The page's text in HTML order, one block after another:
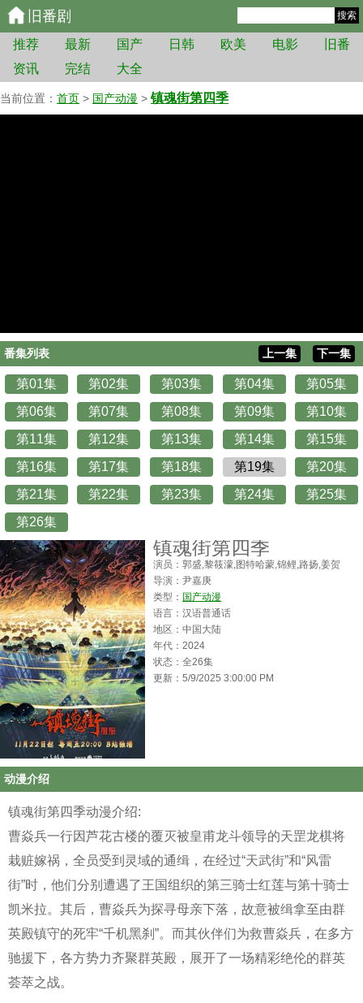
旧番剧 搜索
推荐 最新 国产 日韩 欧美 电影
旧番
资讯
完结 大全
当前位置： 首页 > 国产动漫 > 镇魂街第四季
番集列表 上一集 下一集
第01集 第02集 第03集 第04集
第05集
第06集
第07集 第08集 第09集
第10集
第11集
第12集 第13集 第14集
第15集
第16集
第17集 第18集 第19集
第20集
第21集
第22集 第23集 第24集
第25集
第26集
镇魂街第四季
演员：郭盛,黎筱濛,图特哈蒙,锦鲤,路扬,姜贺
导演：尹嘉庚
类型： 国产动漫
语言：汉语普通话
地区：中国大陆
年代：2024
状态：全26集
更新：5/9/2025 3:00:00 PM
动漫介绍
镇魂街第四季动漫介绍:
曹焱兵一行因芦花古楼的覆灭被皇甫龙斗领导的天罡龙棋将
栽赃嫁祸，全员受到灵域的通缉，在经过“天武街”和“风雷
街”时，他们分别遭遇了王国组织的第三骑士红莲与第十骑士
凯米拉。其后，曹焱兵为探寻母亲下落，故意被缉拿至由群
英殿镇守的死牢“千机黑刹”。而其伙伴们为救曹焱兵，在多方
驰援下，各方势力齐聚群英殿，展开了一场精彩绝伦的群英
荟萃之战。